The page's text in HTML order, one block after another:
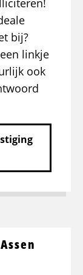
bij?
linkje
ook